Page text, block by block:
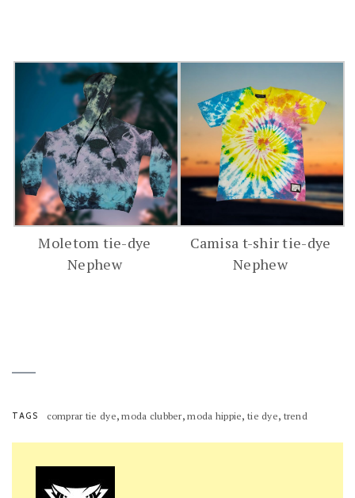
Moletom tie-dye
Nephew
Camisa t-shir tie-dye
Nephew
TAGS comprar tie dye,moda clubber,moda hippie, tie dye, trend